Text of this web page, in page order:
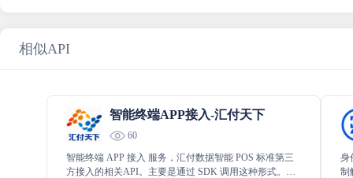
相似API
智能终端APP接入-汇付天下
60
智能终端 APP 接入 服务，汇付数据智能 POS 标准第三
方接入的相关API。主要是通过 SDK 调用这种形式。为
身
制